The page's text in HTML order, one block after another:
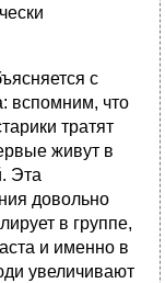
с
вспомним, что
тратят
живут в
Эта
довольно
в группе,
и именно в
увеличивают